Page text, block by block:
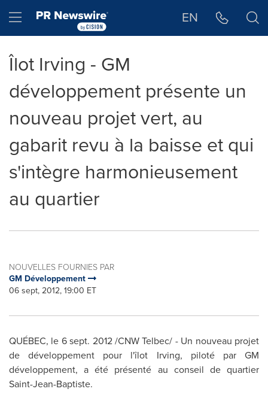
Hamburger menu EN
Îlot Irving - GM
développement présente un
nouveau projet vert, au
gabarit revu à la baisse et qui
s'intègre harmonieusement
au quartier
NOUVELLES FOURNIES PAR
GM Développement
06 sept, 2012, 19:00 ET
QUÉBEC, le 6 sept. 2012/CNW Telbec/ - Un nouveau projet
de développement pour l'îlot Irving, piloté par GM
développement, a été présenté au conseil de quartier
Saint-Jean-Baptiste.